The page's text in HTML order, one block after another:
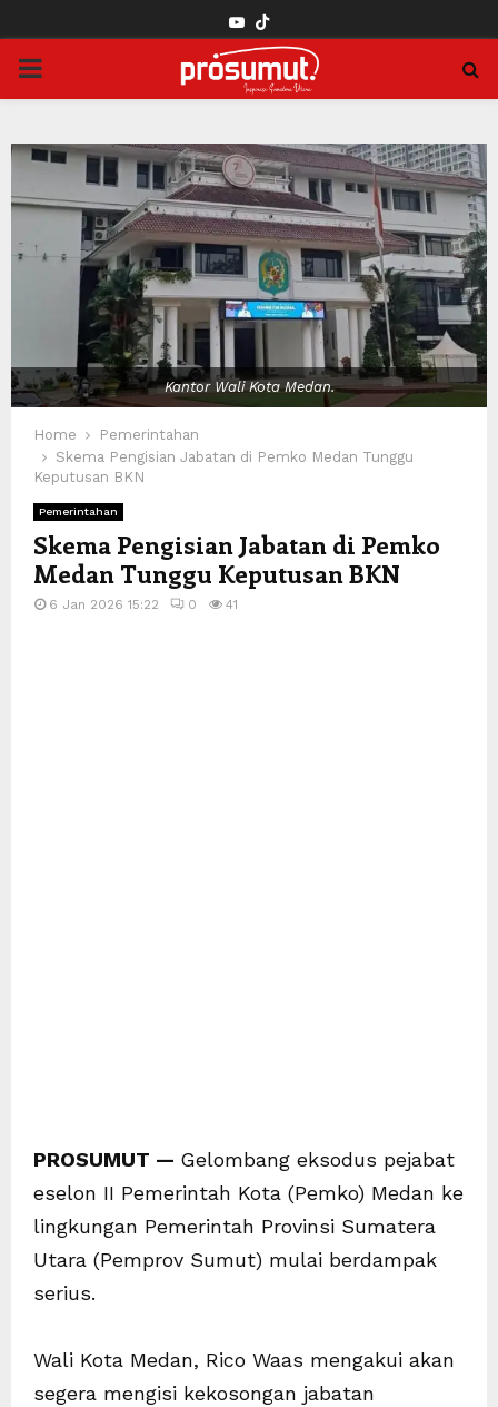
YOUTUBE
PRIMARY
Kantor Wali Kota Medan.
Home
Pemerintahan
Skema Pengisian Jabatan di Pemko Medan Tunggu
Keputusan BKN
Pemerintahan
Skema Pengisian Jabatan di Pemko
Medan Tunggu Keputusan BKN
6 Jan 2026 15:22 0 41
PROSUMUT — Gelombang eksodus pejabat
eselon II Pemerintah Kota (Pemko) Medan ke
lingkungan Pemerintah Provinsi Sumatera
Utara (Pemprov Sumut) mulai berdampak
serius.
Wali Kota Medan, Rico Waas mengakui akan
segera mengisi kekosongan jabatan